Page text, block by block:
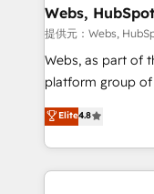
and build using
with other
HubSpot pros 📊
HubSpot Why us? - SIX HubSpot Accreditations -
CRM, Solutions Architecture,
Migration,
Webs,
提供元：Webs,
Webs, as part of
platform group of 150 Fte, is
HubSpot CRM
maximizing
Excellence. With
strengthen your
Elite4.8